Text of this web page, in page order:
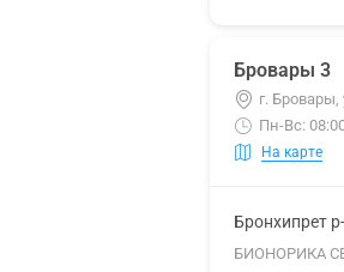
Бровары 3
г. Бровары,
Пн-Вс:
На карте
Бронхипрет
БИОНОРИКА